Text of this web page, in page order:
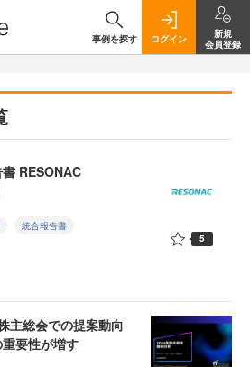
事例を探す ログイン
新規
会員登録
RESONAC
統合報告書
5
主総会での提案動向
要性が増す